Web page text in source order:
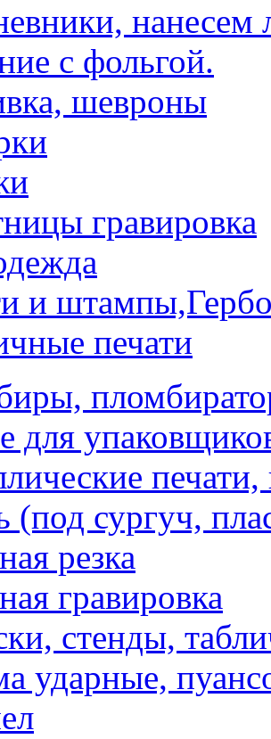
нанесем
с фольгой.
шевроны
гравировка
и
печати
для
(под сургуч,
резка
гравировка
стенды,
ударные,